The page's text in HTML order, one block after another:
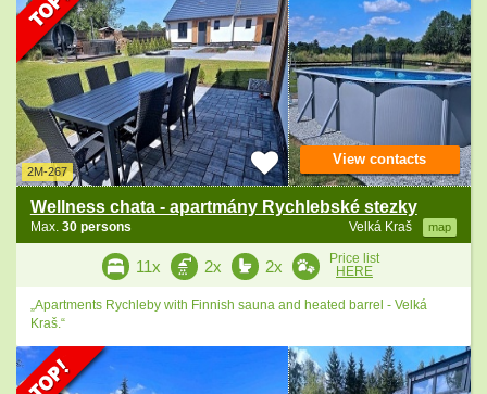
2M-267
Wellness chata - apartmány Rychlebské stezky
Velká Kraš map
Max. 30 persons
View contacts
11x 2x 2x
Price list
HERE
„Apartments Rychleby with Finnish sauna and heated barrel - Velká
Kraš.“